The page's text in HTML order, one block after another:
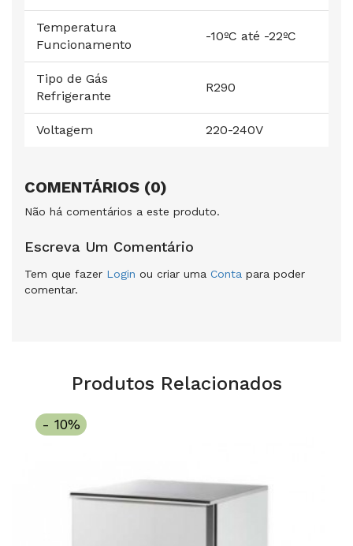
Temperatura
Funcionamento
-10ºC até -22ºC
Tipo de Gás
Refrigerante
R290
Voltagem 220-240V
COMENTÁRIOS (0)
Não há comentários a este produto.
Escreva Um Comentário
Tem que fazer Login ou criar uma Conta para poder
comentar.
Produtos Relacionados
- 10%